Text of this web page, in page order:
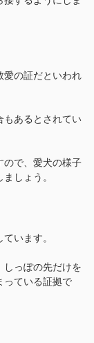
愛の証だといわれ
もあるとされてい
ので、愛犬の様子
しょう。
います。
しっぽの先だけを
っている証拠で